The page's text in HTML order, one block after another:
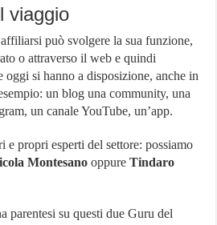
viaggio
può svolgere la sua funzione,
o attraverso il web e quindi
si hanno a disposizione, anche in
un blog una community, una
un canale YouTube, un’app.
e propri esperti del settore: possiamo
Montesano oppureTindaro
parentesi su questi due Guru del